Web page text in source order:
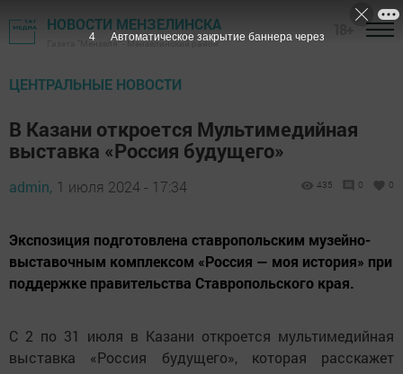
НОВОСТИ МЕНЗЕЛИНСКА
Газета "Мензеля" - Мензелинский район
ЦЕНТРАЛЬНЫЕ НОВОСТИ
В Казани откроется Мультимедийная
выставка «Россия будущего»
admin, 1 июля 2024 - 17:34 435 0 0
Экспозиция подготовлена ставропольским музейно-
выставочным комплексом «Россия — моя история» при
поддержке правительства Ставропольского края.
С 2 по 31 июля в Казани откроется мультимедийная
выставка «Россия будущего», которая расскажет
3 Автоматическое закрытие баннера через